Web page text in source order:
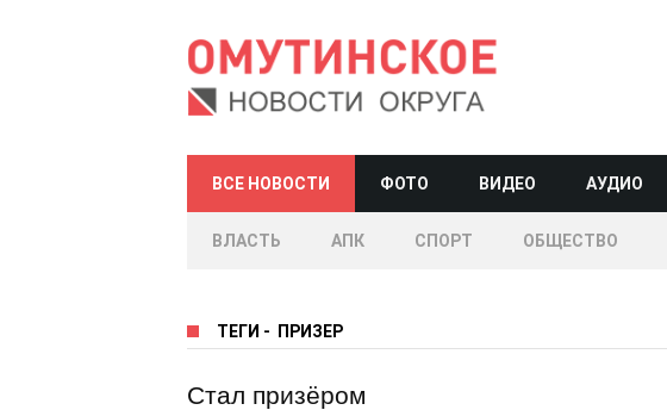
ВСЕ НОВОСТИ ФОТО ВИДЕО АУДИО
ВЛАСТЬ АПК СПОРТ ОБЩЕСТВО
ТЕГИ - ПРИЗЕР
Стал призёром